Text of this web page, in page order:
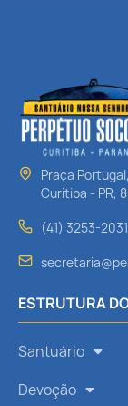
Praça
Curitiba - PR,
(41) 3253-2031
ESTRUTURA
Santuário
Devoção